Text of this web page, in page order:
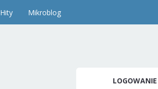
Hity Mikroblog
LOGOWANIE